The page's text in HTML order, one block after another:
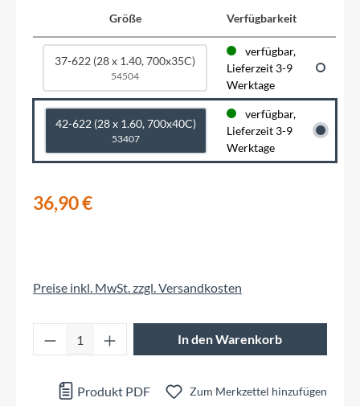
Größe Verfügbarkeit
37-622 (28 x 1.40, 700x35C)
54504
verfügbar,
Lieferzeit 3-9
Werktage
42-622 (28 x 1.60, 700x40C)
53407
verfügbar,
Lieferzeit 3-9
Werktage
36,90 €
Preise inkl. MwSt. zzgl. Versandkosten
Produkt Anzahl: Gib den gewünschten
In den Warenkorb
Produkt PDF Zum Merkzettel hinzufügen